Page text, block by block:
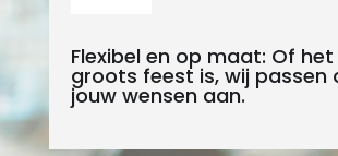
Flexibel en op maat: Of het
groots feest is, wij passen
jouw wensen aan.